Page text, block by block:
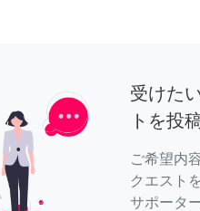
受けた
トを投
ご希望内
クエスト
サポータ